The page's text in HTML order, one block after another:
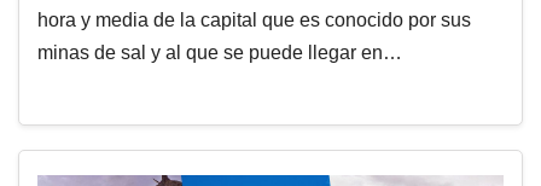
hora y media de la capital que es conocido por sus
minas de sal y al que se puede llegar en…